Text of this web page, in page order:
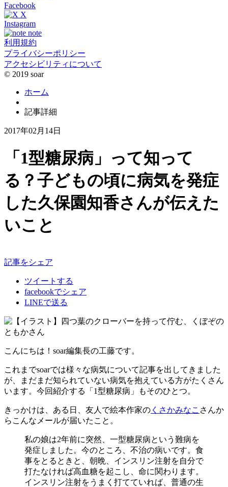
Facebook
X
Instagram
note
利用規約
プライバシーポリシー
アクセシビリティについて
© 2019 soar
ホーム
記事詳細
2017年02月14日
「1型糖尿病」って知って
る？子どもの頃に病気を発症
した久保園知香さんが伝えた
いこと
記事をシェア
ツイートする
facebookでシェア
LINEで送る
こんにちは！soar編集長の工藤です。
これまでsoarでは様々な病気について記事を出してきました
が、まだまだ知られていない病気を抱えている方がたくさん
います。今回紹介する「1型糖尿病」もそのひとつ。
きっかけは、ある日、友人で絵本作家の くさかみなこ さんか
らこんなメールが届いたこと。
私の娘は2年前に突然、一型糖尿病という難病を
発症しました。今のところ、不治の病いです。食
事をとるときと、朝晩、インスリン注射を自分で
打たなければ高血糖を起こし、命に関わります。
インスリン注射をうまく打てていれば、普通の生